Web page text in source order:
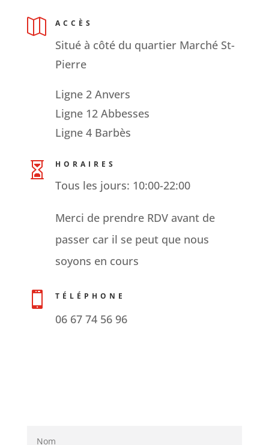
 ACCÈS
Situé à côté du quartier Marché St-
Pierre
Ligne 2 Anvers
Ligne 12 Abbesses
Ligne 4 Barbès
 HORAIRES
Tous les jours: 10:00-22:00
Merci de prendre RDV avant de
passer car il se peut que nous
soyons en cours
 TÉLÉPHONE
06 67 74 56 96